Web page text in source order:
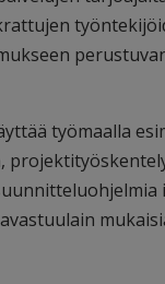
työmaalla